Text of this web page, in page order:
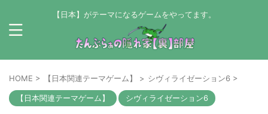
【日本】がテーマになるゲームをやってます。
HOME > 【日本関連テーマゲーム】 > シヴィライゼーション6 >
【日本関連テーマゲーム】 シヴィライゼーション6